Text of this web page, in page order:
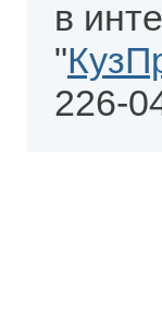
в
"
226-